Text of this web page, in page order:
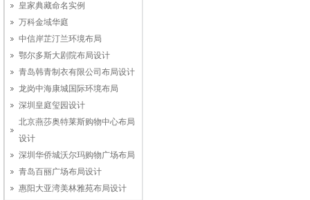
皇家典藏命名实例
万科金域华庭
中信岸芷汀兰环境布局
鄂尔多斯大剧院布局设计
青岛韩青制衣有限公司布局设计
龙岗中海康城国际环境布局
深圳皇庭玺园设计
北京燕莎奥特莱斯购物中心布局
设计
深圳华侨城沃尔玛购物广场布局
青岛百丽广场布局设计
惠阳大亚湾美林雅苑布局设计